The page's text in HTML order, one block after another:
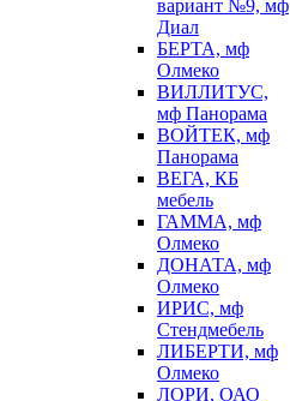
вариант №9, мф
Диал
БЕРТА, мф
Олмеко
ВИЛЛИТУС,
мф Панорама
ВОЙТЕК, мф
Панорама
ВЕГА, КБ
мебель
ГАММА, мф
Олмеко
ДОНАТА, мф
Олмеко
ИРИС, мф
Стендмебель
ЛИБЕРТИ, мф
Олмеко
ЛОРИ, ОАО